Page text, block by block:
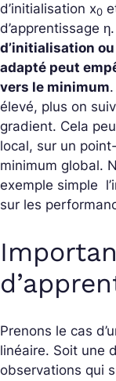
d’initialisation x0
d’apprentissage η.
d’initialisation
adapté peut
vers le minimum
élevé, plus on
gradient. Cela
local, sur un
minimum global.
exemple simple
sur les
Prenons le cas
linéaire. Soit une
observations qui